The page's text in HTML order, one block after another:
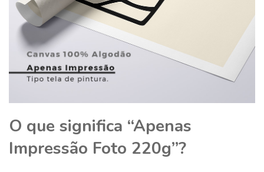
O que significa “Apenas
Impressão Foto 220g”?